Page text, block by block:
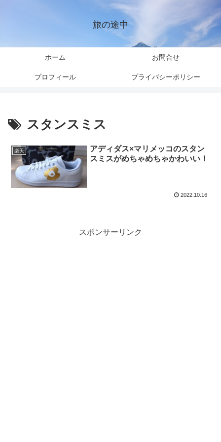
旅の途中
ホーム お問合せ
プロフィール プライバシーポリシー
スタンスミス
楽天
アディダス×マリメッコのスタン
スミスがめちゃめちゃかわいい！
2022.10.16
スポンサーリンク